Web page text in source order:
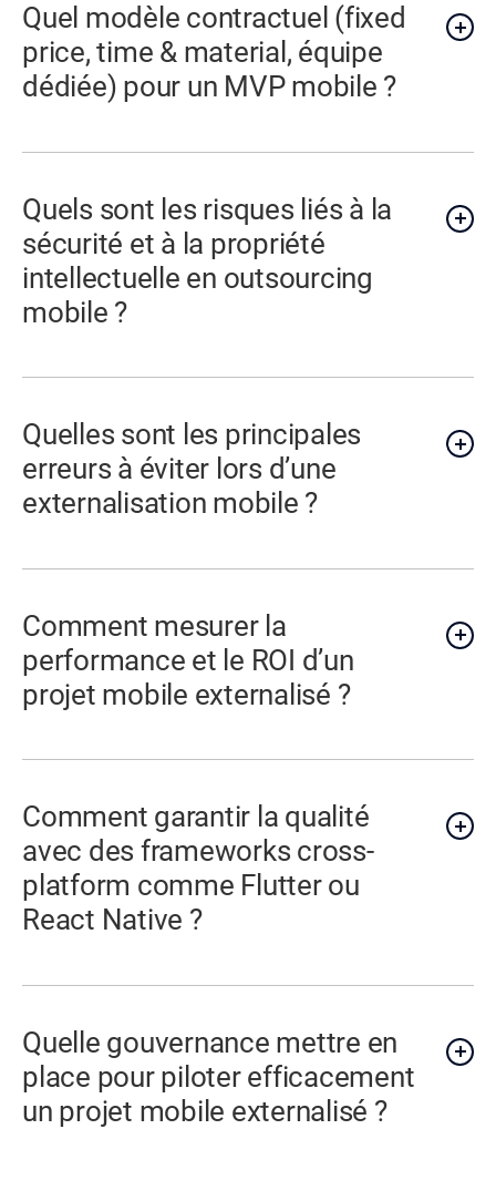
Quel modèle contractuel (fixed
price, time & material, équipe
dédiée) pour un MVP mobile ?
Quels sont les risques liés à la
sécurité et à la propriété
intellectuelle en outsourcing
mobile ?
Quelles sont les principales
erreurs à éviter lors d’une
externalisation mobile ?
Comment mesurer la
performance et le ROI d’un
projet mobile externalisé ?
Comment garantir la qualité
avec des frameworks cross-
platform comme Flutter ou
React Native ?
Quelle gouvernance mettre en
place pour piloter efficacement
un projet mobile externalisé ?